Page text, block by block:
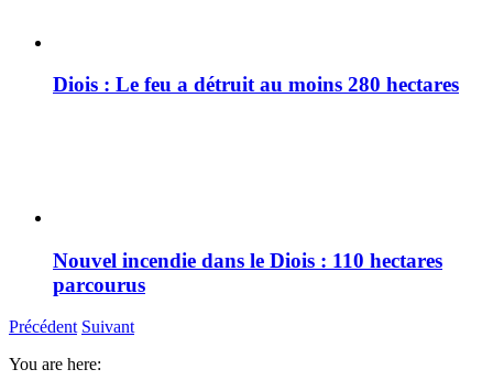
Diois : Le feu a détruit au moins 280 hectares
Nouvel incendie dans le Diois : 110 hectares
parcourus
Précédent Suivant
You are here: